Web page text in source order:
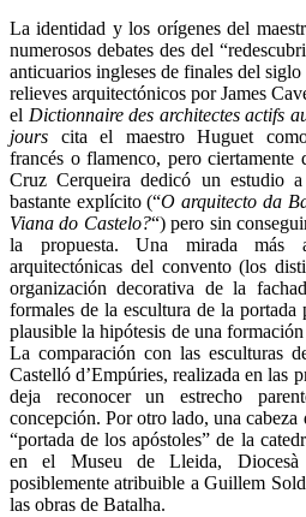
La identidad y los orígenes del
numerosos debates des del
anticuarios ingleses de finales del
relieves arquitectónicos por James
el Dictionnaire des architectes actifs
jours cita el maestro Huguet
francés o flamenco, pero ciertamente
Cruz Cerqueira dedicó un estudio
bastante explícito (“O arquitecto da
Viana do Castelo?“) pero sin
la propuesta. Una mirada más
arquitectónicas del convento (los
organización decorativa de la
formales de la escultura de la portada
plausible la hipótesis de una
La comparación con las esculturas
Castelló d’Empúries, realizada en las
deja reconocer un estrecho
concepción. Por otro lado, una cabeza
“portada de los apóstoles” de la
en el Museu de Lleida,
posiblemente atribuible a Guillem
las obras de Batalha.